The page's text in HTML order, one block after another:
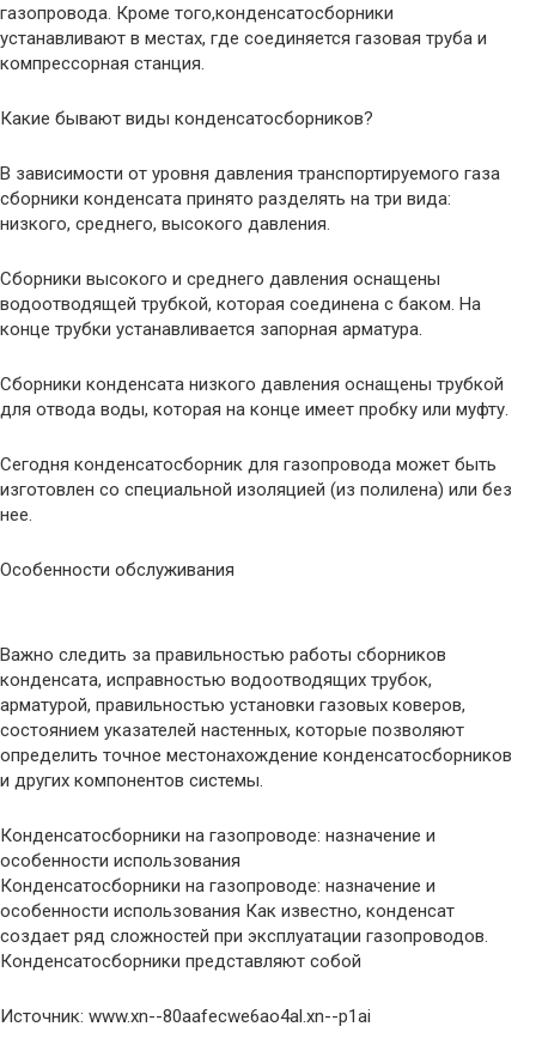
газопровода. Кроме того,конденсатосборники
устанавливают в местах, где соединяется газовая труба и
компрессорная станция.
Какие бывают виды конденсатосборников?
В зависимости от уровня давления транспортируемого газа
сборники конденсата принято разделять на три вида:
низкого, среднего, высокого давления.
Сборники высокого и среднего давления оснащены
водоотводящей трубкой, которая соединена с баком. На
конце трубки устанавливается запорная арматура.
Сборники конденсата низкого давления оснащены трубкой
для отвода воды, которая на конце имеет пробку или муфту.
Сегодня конденсатосборник для газопровода может быть
изготовлен со специальной изоляцией (из полилена) или без
нее.
Особенности обслуживания
Важно следить за правильностью работы сборников
конденсата, исправностью водоотводящих трубок,
арматурой, правильностью установки газовых коверов,
состоянием указателей настенных, которые позволяют
определить точное местонахождение конденсатосборников
и других компонентов системы.
Конденсатосборники на газопроводе: назначение и
особенности использования
Конденсатосборники на газопроводе: назначение и
особенности использования Как известно, конденсат
создает ряд сложностей при эксплуатации газопроводов.
Конденсатосборники представляют собой
Источник: www.xn--80aafecwe6ao4al.xn--p1ai